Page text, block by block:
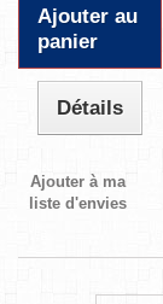
Ajouter au
panier
Détails
Ajouter à ma
liste d'envies